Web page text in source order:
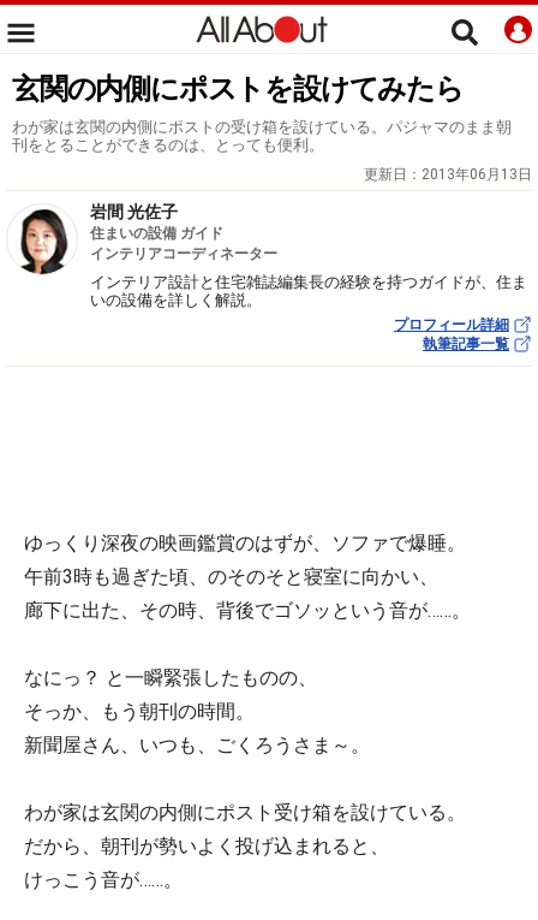
玄関の内側にポストを設けてみたら
わが家は玄関の内側にポストの受け箱を設けている。パジャマのまま朝
刊をとることができるのは、とっても便利。
更新日： 2013年06月13日
岩間 光佐子
住まいの設備 ガイド
インテリアコーディネーター
インテリア設計と住宅雑誌編集長の経験を持つガイドが、住ま
いの設備を詳しく解説。
プロフィール詳細
執筆記事一覧
ゆっくり深夜の映画鑑賞のはずが、ソファで爆睡。
午前3時も過ぎた頃、のそのそと寝室に向かい、
廊下に出た、その時、背後でゴソッという音が……。
なにっ？ と一瞬緊張したものの、
そっか、もう朝刊の時間。
新聞屋さん、いつも、ごくろうさま～。
わが家は玄関の内側にポスト受け箱を設けている。
だから、朝刊が勢いよく投げ込まれると、
けっこう音が……。